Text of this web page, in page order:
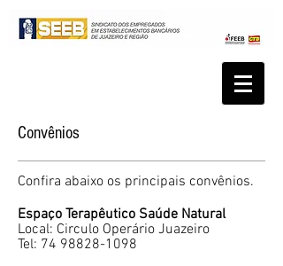
Convênios
Confira abaixo os principais convênios.
Espaço Terapêutico Saúde Natural
Local: Circulo Operário Juazeiro
Tel: 74 98828-1098